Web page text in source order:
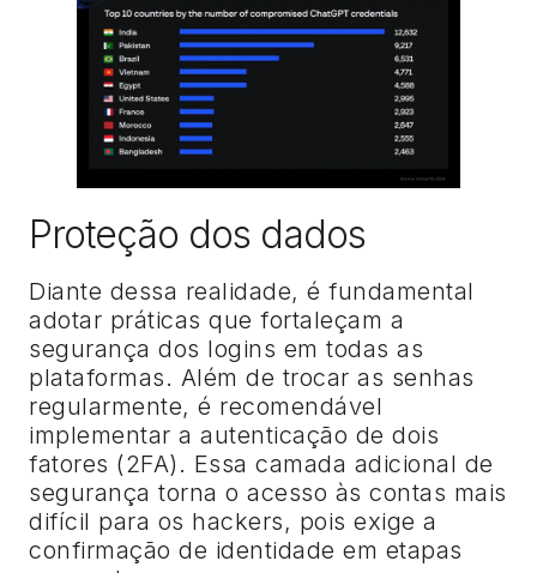
Proteção dos dados
Diante dessa realidade, é fundamental
adotar práticas que fortaleçam a
segurança dos logins em todas as
plataformas. Além de trocar as senhas
regularmente, é recomendável
implementar a autenticação de dois
fatores (2FA). Essa camada adicional de
segurança torna o acesso às contas mais
difícil para os hackers, pois exige a
confirmação de identidade em etapas